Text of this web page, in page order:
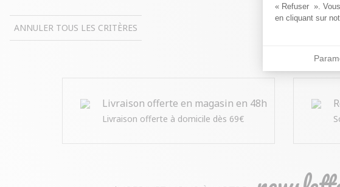
« Refuser ».
en cliquant sur
ANNULER TOUS LES CRITÈRES
Livraison offerte en magasin en 48h
Livraison offerte à domicile dès 69€